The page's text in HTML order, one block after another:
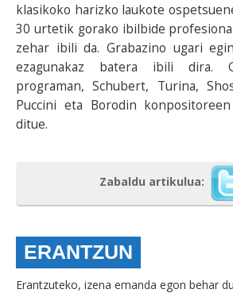
klasikoko harizko laukote
30 urtetik gorako ibilbide
zehar ibili da. Grabazino ugari
ezagunakaz batera ibili dira.
programan, Schubert, Turina,
Puccini eta Borodin
ditue.
Zabaldu artikulua:
ERANTZUN
Erantzuteko, izena emanda egon behar